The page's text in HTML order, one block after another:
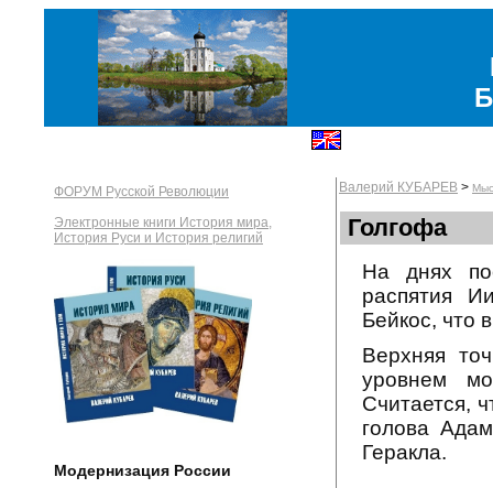
ФОРУМ Русской Революции
Электронные книги История мира,
История Руси и История религий
Модернизация России
Валерий КУБАРЕВ >
Голгофа
На днях
распятия
Бейкос, что
Верхняя
уровнем
Считается,
голова
Геракла.